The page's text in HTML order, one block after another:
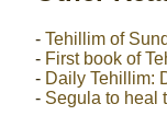
- Tehillim of
- First book of
- Daily Tehillim:
- Segula to heal